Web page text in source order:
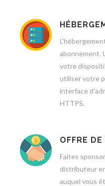
abonnement.
votre
utiliser votre
interface
HTTPS.
OFFRE DE
Faites
distributeur
auquel vous